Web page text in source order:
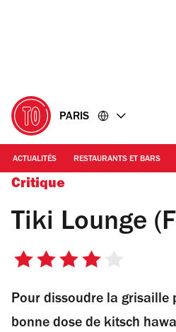
PARIS
ACTUALITÉS RESTAURANTS ET BARS
Critique
Tiki Lounge
4
5
étoiles
Pour dissoudre la grisaille
bonne dose de kitsch